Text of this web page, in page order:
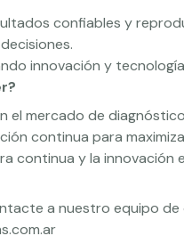
confiables y
innovación y
el mercado de
continua para
continua y la innovación
a nuestro equipo de